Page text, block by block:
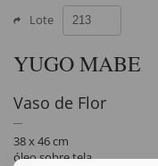
Lote
YUGO MABE
Vaso de Flor
38 x 46 cm
óleo sobre tela